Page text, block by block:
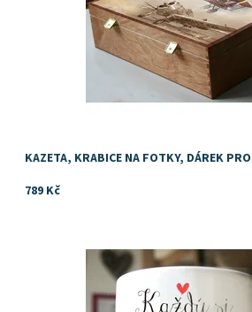
KAZETA, KRABICE NA FOTKY, DÁREK
789 Kč
Tip na vtipný dárek pro kamarádku,
Skladem